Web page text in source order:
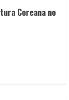
Coreana no